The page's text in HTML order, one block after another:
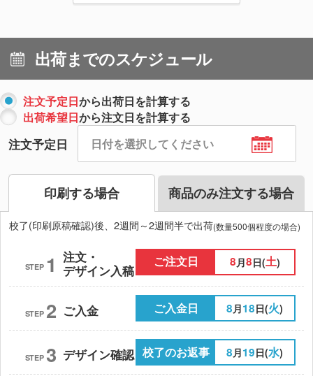
出荷までのスケジュール
注文予定日から出荷日を計算する
出荷希望日から注文日を計算する
注文予定日
印刷する場合 商品のみ注文する場合
校了(印刷原稿確認)後、2週間～2週間半で出荷(数量500個程度の場合)
STEP 1 注文・
デザイン入稿
ご注文日 8 月8日(土)
STEP 2 ご入金 ご入金日 8月18日(火)
STEP 3 デザイン確認 校了のお返事 8月19日(水)